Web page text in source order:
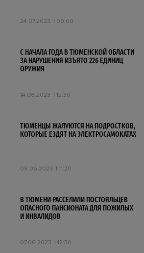
24.07.2023 09:00
С НАЧАЛА ГОДА В ТЮМЕНСКОЙ ОБЛАСТИ
ЗА НАРУШЕНИЯ ИЗЪЯТО 226 ЕДИНИЦ
ОРУЖИЯ
14.06.2023 12:30
ТЮМЕНЦЫ ЖАЛУЮТСЯ НА ПОДРОСТКОВ,
КОТОРЫЕ ЕЗДЯТ НА ЭЛЕКТРОСАМОКАТАХ
08.06.2023 11:20
В ТЮМЕНИ РАССЕЛИЛИ ПОСТОЯЛЬЦЕВ
ОПАСНОГО ПАНСИОНАТА ДЛЯ ПОЖИЛЫХ
И ИНВАЛИДОВ
07.06.2023 12:30